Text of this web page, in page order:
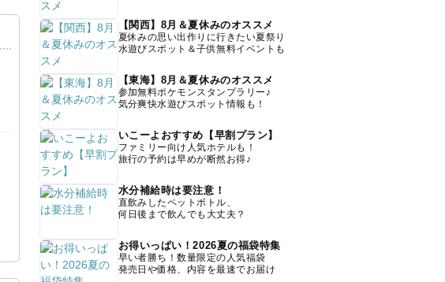
【関西】8月＆夏休みのオススメ
夏休みの思い出作りに行きたい夏祭り
水遊びスポット＆子供無料イベントも
【東海】8月＆夏休みのオススメ
参加無料ポケモンスタンプラリー♪
気分爽快水遊びスポット情報も！
いこーよおすすめ【早割プラン】
ファミリー向け人気ホテルも！
旅行の予約は早めが断然お得♪
水分補給時は要注意！
直飲みしたペットボトル、
何日後まで飲んでも大丈夫？
お得いっぱい！2026夏の福袋特集
早い者勝ち！数量限定の人気福袋
発売日や価格、内容を最速でお届け